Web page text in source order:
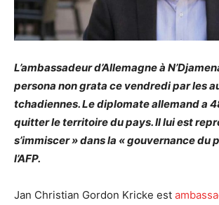
L’ambassadeur d’Allemagne à
persona non grata ce vendredi par les
tchadiennes. Le diplomate allemand a
quitter le territoire du pays. Il lui est
s’immiscer » dans la « gouvernance du
l’AFP.
Jan Christian Gordon Kricke est